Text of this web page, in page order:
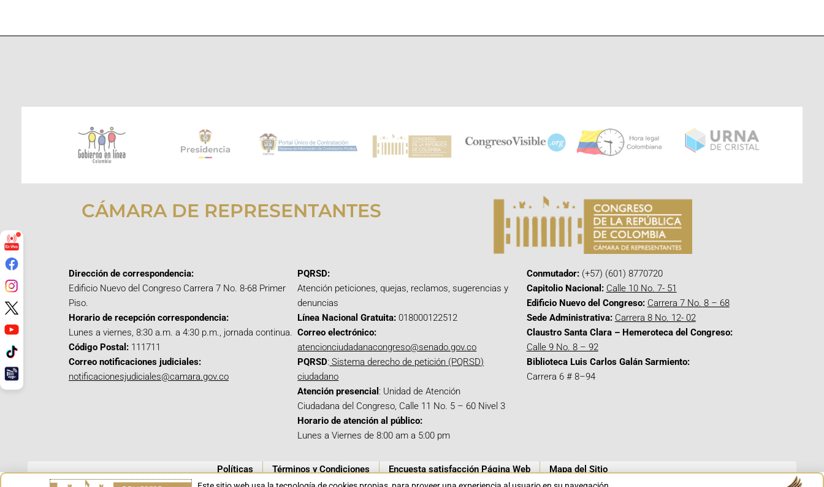
CÁMARA DE REPRESENTANTES
Dirección de correspondencia:
Edificio Nuevo del Congreso Carrera 7 No. 8-68 Primer
Piso.
Horario de recepción correspondencia:
Lunes a viernes, 8:30 a.m. a 4:30 p.m., jornada continua.
Código Postal: 111711
Correo notificaciones judiciales:
notificacionesjudiciales@camara.gov.co
PQRSD:
Atención peticiones, quejas, reclamos, sugerencias y
denuncias
Línea Nacional Gratuita: 018000122512
Correo electrónico:
atencionciudadanacongreso@senado.gov.co
PQRSD: Sistema derecho de petición (PQRSD)
ciudadano
Atención presencial : Unidad de Atención
Ciudadana del Congreso, Calle 11 No. 5 – 60 Nivel 3
Horario de atención al público:
Lunes a Viernes de 8:00 am a 5:00 pm
Conmutador:(+57) (601) 8770720
Capitolio Nacional: Calle 10 No. 7- 51
Edificio Nuevo del Congreso: Carrera 7 No. 8 – 68
Sede Administrativa: Carrera 8 No. 12- 02
Claustro Santa Clara – Hemeroteca del Congreso:
Calle 9 No. 8 – 92
Biblioteca Luis Carlos Galán Sarmiento:
Carrera 6 # 8–94
Políticas Términos y Condiciones Encuesta satisfacción Página Web Mapa del Sitio